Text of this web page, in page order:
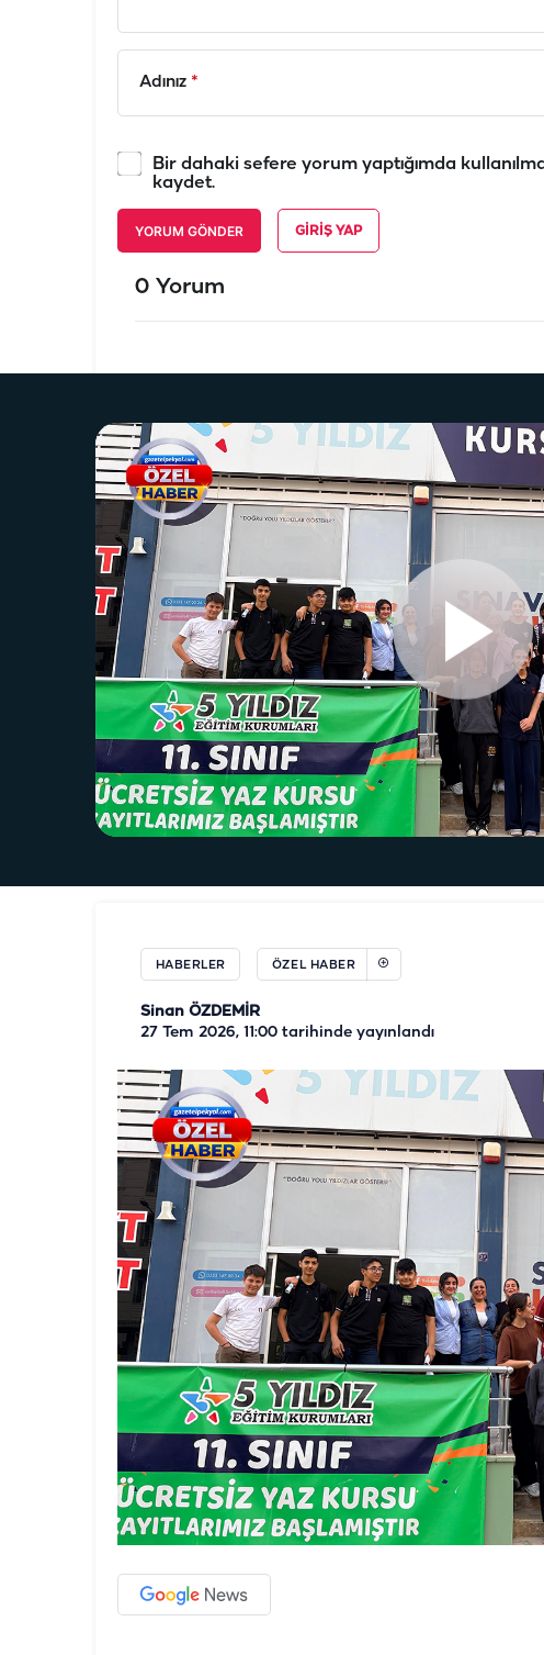
Adınız *
Bir dahaki sefere yorum yaptığımda
kaydet.
YORUM GÖNDER GIRIŞ YAP
0 Yorum
HABERLER ÖZEL HABER
Sinan ÖZDEMİR
27 Tem 2026, 11:00 tarihinde yayınlandı